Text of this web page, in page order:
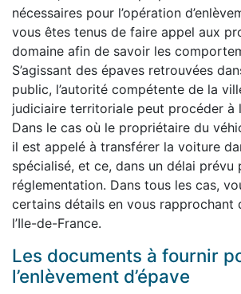
nécessaires pour l’opération
vous êtes tenus de faire appel aux
domaine afin de savoir les
S’agissant des épaves retrouvées
public, l’autorité compétente de la
judiciaire territoriale peut procéder à
Dans le cas où le propriétaire du
il est appelé à transférer la voiture
spécialisé, et ce, dans un délai prévu
réglementation. Dans tous les cas,
certains détails en vous rapprochant
l’Ile-de-France.
Les documents à fournir
l’enlèvement d’épave